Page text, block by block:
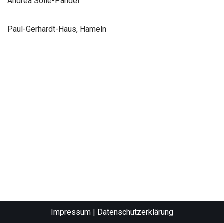
Paul-Gerhardt-Haus, Hameln
Impressum| Datenschutzerklärung